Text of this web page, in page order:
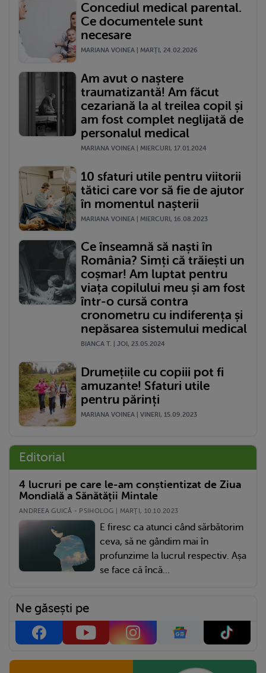
Concediul medical parental.
Ce documentele sunt
necesare
MARIANA VOINEA | MARŢI, 24.02.2026
Am avut o naștere
traumatizantă! Am făcut
cezariană la al treilea copil și
am fost complet neglijată de
personalul medical
MARIANA VOINEA | MIERCURI, 17.01.2024
10 sfaturi utile pentru viitorii
tătici care vor să fie de ajutor
în momentul nașterii
MARIANA VOINEA | MIERCURI, 16.08.2023
Ce înseamnă să naști în
România? Simți că trăiești un
coșmar! Am luptat pentru
viața copilului meu și am fost
într-o cursă contra
cronometru cu indiferența și
nepăsarea sistemului medical
BIANCA T. | JOI, 23.05.2024
Drumețiile cu copiii pot fi
amuzante! Sfaturi utile
pentru părinți
MARIANA VOINEA | VINERI, 15.09.2023
Editorial
4 lucruri pe care le-am conștientizat de Ziua
Mondială a Sănătății Mintale
ANDREEA GUICĂ - PSIHOLOG | MARŢI, 10.10.2023
E firesc ca atunci când sărbătorim
ceva, să ne gândim mai în
profunzime la lucrul respectiv. Așa
se face că încă...
Ne găsești pe